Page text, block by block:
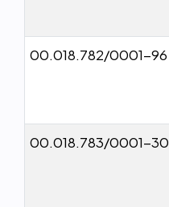
00.018.782/0001-96
00.018.783/0001-30